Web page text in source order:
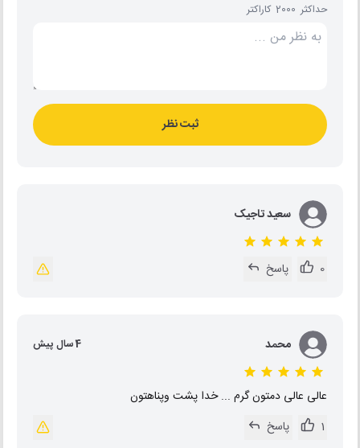
حداکثر 2000 کاراکتر
ثبت نظر
سعید تاجیک
0 پاسخ
محمد 4 سال پیش
عالی عالی دمتون گرم ... خدا پشت وپناهتون
1
پاسخ